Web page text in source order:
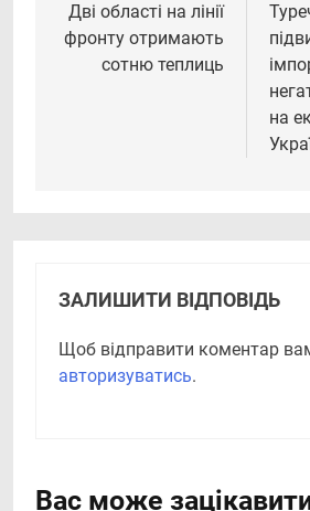
записів
Дві області на лінії
фронту отримають
сотню теплиць
на
ЗАЛИШИТИ ВІДПОВІДЬ
Щоб відправити коментар
авторизуватись.
Вас може